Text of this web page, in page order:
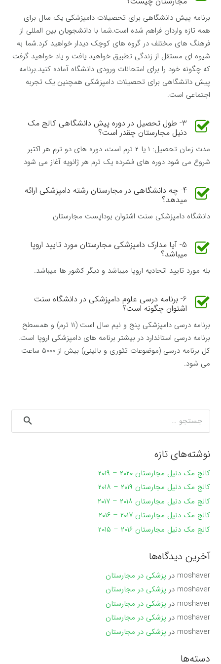
برنامه پیش دانشگاهی برای تحصیلات دامپزشکی یک سال برای
همه تازه واردان فراهم شده است.شما با دانشجویان بین المللی از
فرهنگ های مختلف در گروه های کوچک دیدار خواهید کرد.شما به
شیوه ای مستقل از زندگی تطبیق خواهید یافت و یاد خواهید گرفت
که چگونه خود را برای امتحانات ورودی دانشگاه آماده کنید.برنامه
پیش دانشگاهی برای تحصیلات دامپزشکی همچنین یک تجربه
اجتماعی است.
3- طول تحصیل در دوره پیش دانشگاهی کالج مک
دنیل مجارستان چقدر است؟
مدت زمان تحصیل: ۱ یا ۲ ترم است، دوره های دو ترم هر اکتبر
شروع می شود دوره های فشرده یک ترم هر ژانویه آغاز می شود
4- چه دانشگاهی در مجارستان رشته دامپزشکی ارائه
میدهد؟
دانشگاه دامپزشکی سنت اشتوان بوداپست مجارستان
5- آیا مدارک دامپزشکی مجارستان مورد تایید اروپا
میباشد؟
بله مورد تایید اتحادیه اروپا میباشد و دیگر کشور ها میباشد.
6- برنامه درسی علوم دامپزشکی در دانشگاه سنت
اشتوان چگونه است؟
برنامه درسی دامپزشکی پنج و نیم سال است (۱۱ ترم) و همسطح
برنامه درسی استاندارد در بیشتر برنامه های دامپزشکی اروپا است.
کل برنامه درسی (موضوعات تئوری و بالینی) بیش از ۵۰۰۰ ساعت
می شود.
برای:
نوشته‌های تازه
کالج مک دنیل مجارستان ۲۰۲۰ – ۲۰۱۹
کالج مک دنیل مجارستان ۲۰۱۹ – ۲۰۱۸
کالج مک دنیل مجارستان ۲۰۱۸ – ۲۰۱۷
کالج مک دنیل مجارستان ۲۰۱۷ – ۲۰۱۶
کالج مک دنیل مجارستان ۲۰۱۶ – ۲۰۱۵
آخرین دیدگاه‌ها
moshaver در پزشکی در مجارستان
moshaver در پزشکی در مجارستان
moshaver در پزشکی در مجارستان
moshaver در پزشکی در مجارستان
moshaver در پزشکی در مجارستان
دسته‌ها